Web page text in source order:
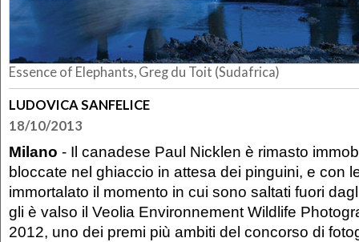
Essence of Elephants, Greg du Toit (Sudafrica)
LUDOVICA SANFELICE
18/10/2013
Milano - Il canadese Paul Nicklen è rimasto
bloccate nel ghiaccio in attesa dei pinguini, e con
immortalato il momento in cui sono saltati fuori
gli è valso il Veolia Environnement Wildlife
2012, uno dei premi più ambiti del concorso di